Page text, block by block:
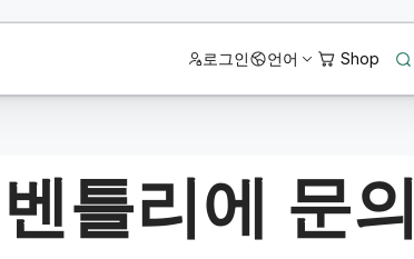
로그인 언어
벤틀리에 문의